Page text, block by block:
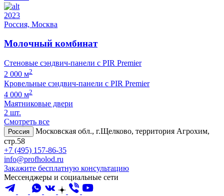
2023
Россия, Москва
Молочный комбинат
Стеновые сэндвич-панели с PIR Premier
2 000 м2
Кровельные сэндвич-панели с PIR Premier
4 000 м2
Маятниковые двери
2 шт.
Смотреть все
Россия
Московская обл., г.Щелково, территория Агрохим,
стр.58
+7 (495) 157-86-35
info@profholod.ru
Закажите бесплатную консультацию
Мессенджеры и социальные сети